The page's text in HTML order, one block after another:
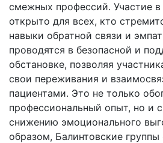
смежных профессий. Участие в
открыто для всех, кто
навыки обратной связи и
проводятся в безопасной и
обстановке, позволяя
свои переживания и
пациентами. Это не только
профессиональный опыт, но и
снижению эмоционального
образом, Балинтовские